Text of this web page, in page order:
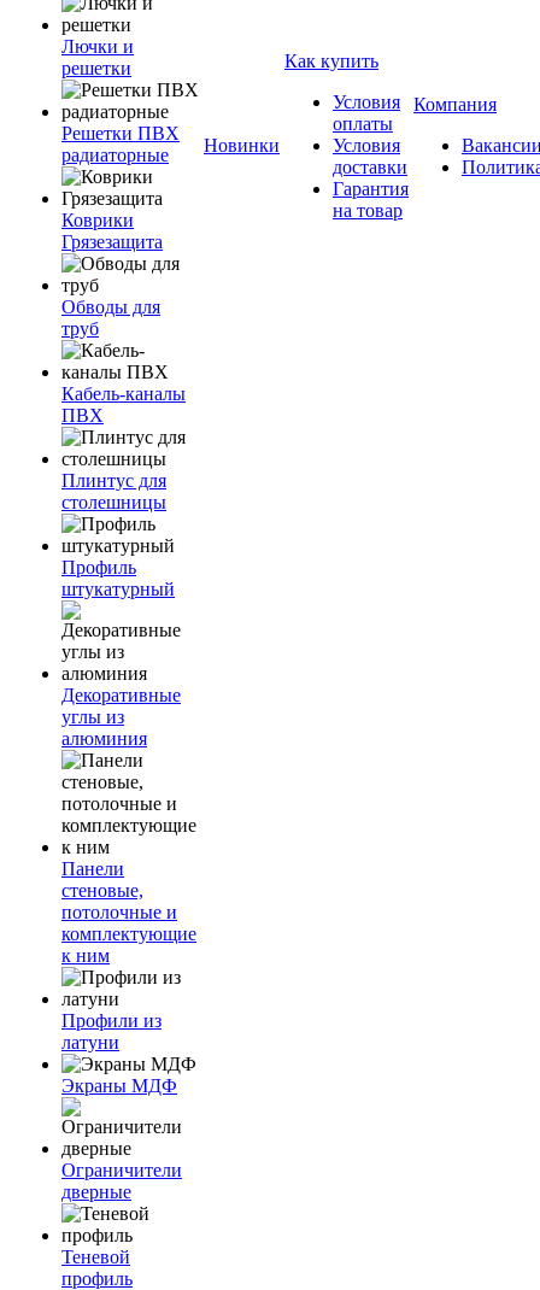
Лючки и
решетки
Решетки ПВХ
радиаторные
Коврики
Грязезащита
Обводы для
труб
Кабель-каналы
ПВХ
Плинтус для
столешницы
Профиль
штукатурный
Декоративные
углы из
алюминия
Панели
стеновые,
потолочные и
комплектующие
к ним
Профили из
латуни
Экраны МДФ
Ограничители
дверные
Теневой
профиль
Новинки
Как купить
Условия
оплаты
Условия
доставки
Гарантия
на товар
Компания